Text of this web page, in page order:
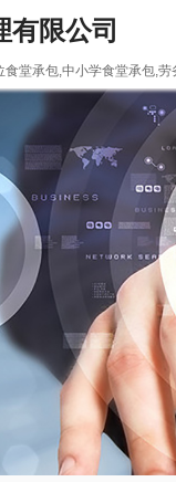
有限公司
堂承包,中小学食堂承包,劳